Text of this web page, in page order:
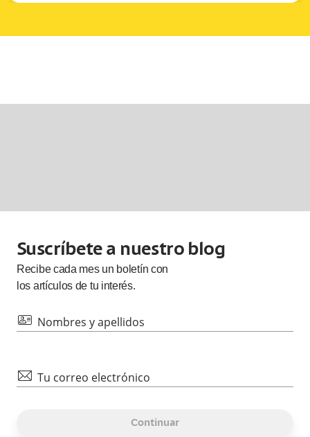
Suscríbete a nuestro blog
Recibe cada mesun boletín con
los artículos de tu interés.
id Nombres y apellidos
mail Tu correo electrónico
Continuar